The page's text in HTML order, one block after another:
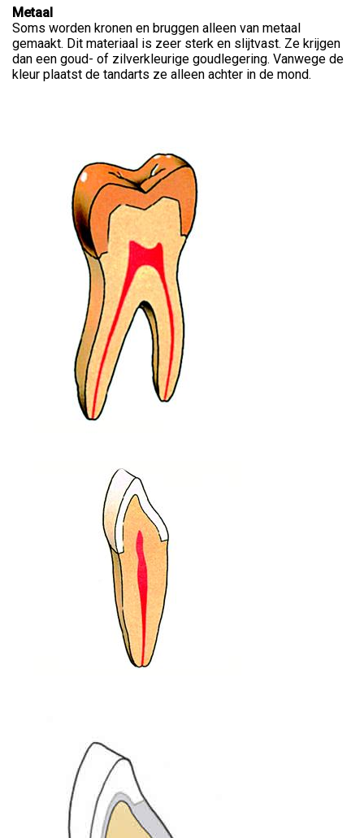
Metaal
Soms worden kronen en bruggen alleen van metaal
gemaakt. Dit materiaal is zeer sterk en slijtvast. Ze krijgen
dan een goud- of zilverkleurige goudlegering. Vanwege de
kleur plaatst de tandarts ze alleen achter in de mond.